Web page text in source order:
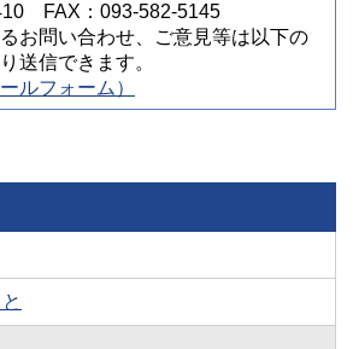
FAX：093-582-5145
お問い合わせ、ご意見等は以下の
送信できます。
ルフォーム）